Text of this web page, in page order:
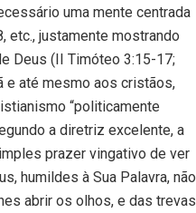
uma mente centrada
etc., justamente mostrando
Deus (II Timóteo 3:15-17;
e até mesmo aos cristãos,
“politicamente
a diretriz excelente, a
prazer vingativo de ver
humildes à Sua Palavra, não
abrir os olhos, e das trevas